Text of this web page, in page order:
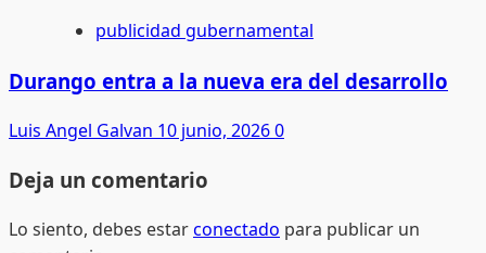
publicidad gubernamental
Durango entra a la nueva era del desarrollo
Luis Angel Galvan 10 junio, 20260
Deja un comentario
Lo siento, debes estarconectado para publicar un